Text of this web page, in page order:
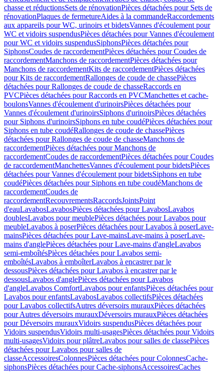
chasse et réductionsSets de rénovationPièces détachées pour Sets de
rénovationPlaques de fermetureAides à la commandeRaccordements
aux appareils pour WC, urinoirs et bidetsVannes d'écoulement pour
WC et vidoirs suspendusPièces détachées pour Vannes d'écoulement
pour WC et vidoirs suspendusSiphonsPièces détachées pour
SiphonsCoudes de raccordementPièces détachées pour Coudes de
raccordementManchons de raccordementPièces détachées pour
Manchons de raccordementKits de raccordementPièces détachées
pour Kits de raccordementRallonges de coude de chassePièces
détachées pour Rallonges de coude de chasseRaccords en
PVCPièces détachées pour Raccords en PVCManchettes et cache-
boulonsVannes d'écoulement d'urinoirsPièces détachées pour
Vannes d'écoulement d'urinoirsSiphons d'urinoirsPièces détachées
pour Siphons d'urinoirsSiphons en tube coudéPièces détachées pour
Siphons en tube coudéRallonges de coude de chassePièces
détachées pour Rallonges de coude de chasseManchons de
raccordementPièces détachées pour Manchons de
raccordementCoudes de raccordementPièces détachées pour Coudes
de raccordementManchettesVannes d'écoulement pour bidetsPièces
détachées pour Vannes d'écoulement pour bidetsSiphons en tube
coudéPièces détachées pour Siphons en tube coudéManchons de
raccordementCoudes de
raccordementRecouvrementsRaccordsJointsPoint
d'eauLavabosLavabosPièces détachées pour LavabosLavabos
doublesLavabos pour meublePièces détachées pour Lavabos pour
meubleLavabos à poserPièces détachées pour Lavabos à poserLave-
mainsPièces détachées pour Lave-mainsLave-mains à poserLave-
mains d'anglePièces détachées pour Lave-mains d'angleLavabos
semi-emboîtésPièces détachées pour Lavabos semi-
emboîtésLavabos à emboîterLavabos à encastrer par le
dessousPièces détachées pour Lavabos à encastrer par le
dessousLavabos d'anglePièces détachées pour Lavabos
d'angleLavabos ComfortLavabos pour enfantsPièces détachées pour
Lavabos pour enfantsLavabosLavabos collectifsPièces détachées
pour Lavabos collectifsAutres déversoirs murauxPièces détachées
pour Autres déversoirs murauxDéversoirs murauxPièces détachées
pour Déversoirs murauxVidoirs suspendusPièces détachées pour
Vidoirs suspendusVidoirs multi-usagesPièces détachées pour Vidoirs
multi-usagesVidoirs pour plâtreLavabos pour salles de classePièces
détachées pour Lavabos pour salles de
classeAccessoiresColonnesPièces détachées pour ColonnesCache-
siphonsPièces détachées pour Cache-siphonsAccessoiresCaches